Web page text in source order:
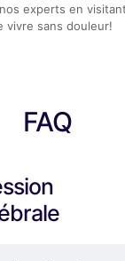
experts en
vivre sans douleur!
FAQ